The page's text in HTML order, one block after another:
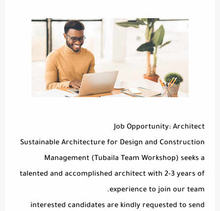
Job Opportunity: Architect
Sustainable Architecture for Design and Construction
Management (Tubaila Team Workshop) seeks a
talented and accomplished architect with 2-3 years of
experience to join our team.
interested candidates are kindly requested to send